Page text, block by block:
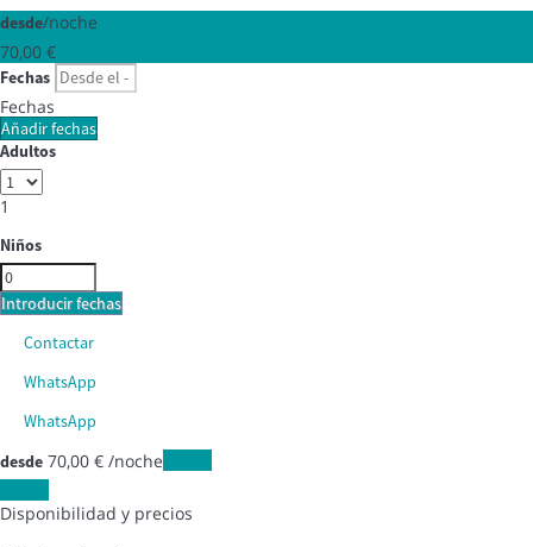
desde/noche
70,00 €
Fechas
Fechas
Añadir fechas
Adultos
1
Niños
Introducir fechas
Contactar
WhatsApp
WhatsApp
desde 70,00 € /noche
Disponibilidad y precios